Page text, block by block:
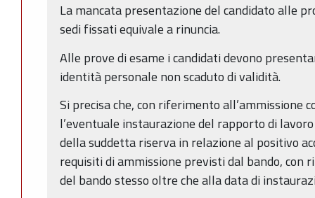
La mancata presentazione del candidato alle
sedi fissati equivale a rinuncia.
Alle prove di esame i candidati devono
identità personale non scaduto di validità.
Si precisa che, con riferimento all’ammissione
l’eventuale instaurazione del rapporto di
della suddetta riserva in relazione al positivo
requisiti di ammissione previsti dal bando, con
del bando stesso oltre che alla data di